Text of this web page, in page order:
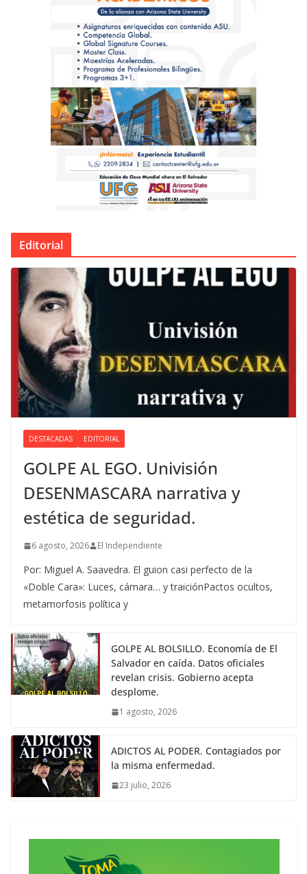
Editorial
DESTACADAS EDITORIAL
GOLPE AL EGO. Univisión
DESENMASCARA narrativa y
estética de seguridad.
6 agosto, 2026 El Independiente
Por: Miguel A. Saavedra. El guion casi perfecto de la
«Doble Cara»: Luces, cámara… y traiciónPactos ocultos,
metamorfosis política y
GOLPE AL BOLSILLO. Economía de El
Salvador en caída. Datos oficiales
revelan crisis. Gobierno acepta
desplome.
1 agosto, 2026
ADICTOS AL PODER. Contagiados por
la misma enfermedad.
23 julio, 2026